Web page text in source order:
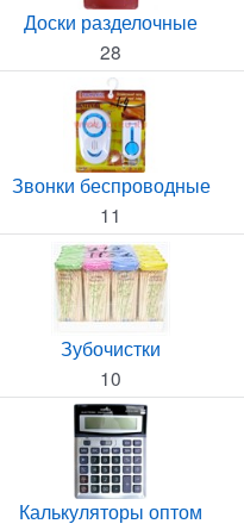
Доски разделочные
28
Звонки беспроводные
11
Зубочистки
10
Калькуляторы оптом